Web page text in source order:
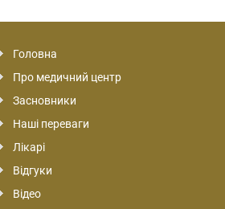
Головна
Про медичний центр
Засновники
Наші переваги
Лікарі
Відгуки
Відео